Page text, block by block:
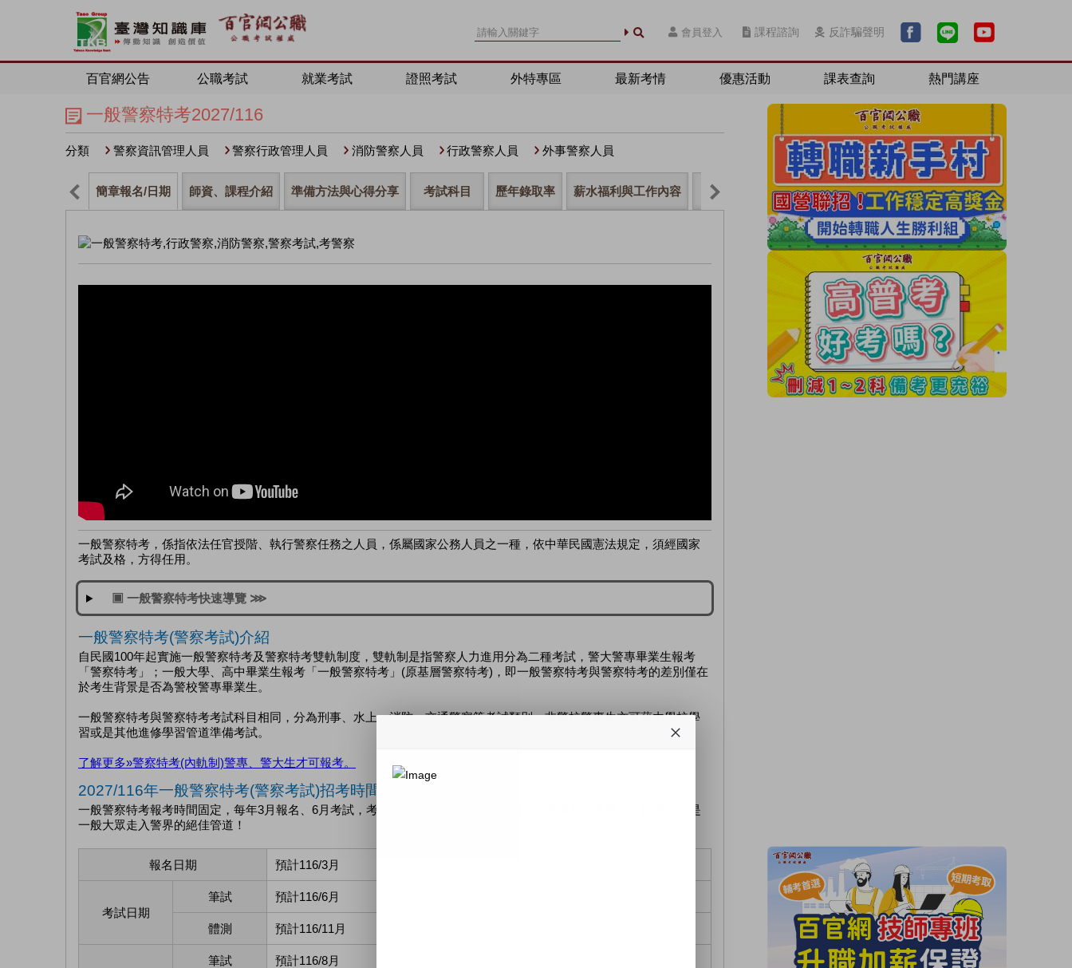
會員登入 課程諮詢 反詐騙聲明
百官網公告 公職考試 就業考試 證照考試 外特專區 最新考情 優惠活動 課表查詢 熱門講座
一般警察特考2027/116
分類 警察資訊管理人員 警察行政管理人員 消防警察人員 行政警察人員 外事警察人員
簡章報名/日期 師資、課程介紹 準備方法與心得分享 考試科目 歷年錄取率 薪水福利與工作內容 考試資格 歷屆考古題
一般警察特考 ，係指依法任官授階、執行警察任務之人員，係屬國家公務人員之一種，依中華民國憲法規定，須經國家
考試及格，方得任用。
▣ 一般警察特考快速導覽 ⋙
一般警察特考(警察考試)介紹
自民國100年起實施一般警察特考及警察特考雙軌制度，雙軌制是指警察人力進用分為二種考試，警大警專畢業生報考
「警察特考」；一般大學、高中畢業生報考「一般警察特考」(原基層警察特考)，即一般警察特考與警察特考的差別僅在
於考生背景是否為警校警專畢業生。
一般警察特考與警察特考考試科目相同，分為刑事、水上、消防、交通警察等考試類別，非警校警專生亦可藉由學校學
習或是其他進修學習管道準備考試。
了解更多»警察特考(內軌制)警專、警大生才可報考。
2027/116年一般警察特考(警察考試)招考時間＋
一般警察特考報考時間固定，每年3月報名、6月考試，考生可以提早規劃警察考試，而一般警察特考屬於外軌考試，是
一般大眾走入警界的絕佳管道！
報名日期 預計116/3月
考試日期
筆試 預計116/6月
體測 預計116/11月
筆試 預計116/8月